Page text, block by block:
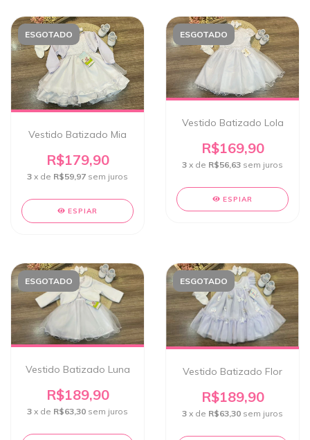
ESGOTADO
Vestido Batizado Mia
R$179,90
3 x de R$59,97 sem juros
ESPIAR
ESGOTADO
Vestido Batizado Lola
R$169,90
3 x de R$56,63 sem juros
ESPIAR
ESGOTADO
Vestido Batizado Luna
R$189,90
3 x de R$63,30 sem juros
ESGOTADO
Vestido Batizado Flor
R$189,90
3 x de R$63,30 sem juros